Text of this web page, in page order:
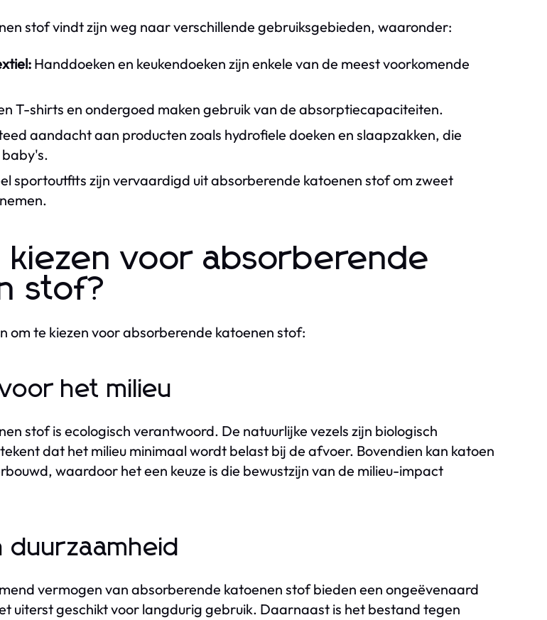
stof vindt zijn weg naar verschillende gebruiksgebieden, waaronder:
Handdoeken en keukendoeken zijn enkele van de meest voorkomende
T-shirts en ondergoed maken gebruik van de absorptiecapaciteiten.
aandacht aan producten zoals hydrofiele doeken en slaapzakken, die
sportoutfits zijn vervaardigd uit absorberende katoenen stof om zweet
kiezen voor absorberende
stof?
om te kiezen voor absorberende katoenen stof:
het milieu
stof is ecologisch verantwoord. De natuurlijke vezels zijn biologisch
dat het milieu minimaal wordt belast bij de afvoer. Bovendien kan katoen
waardoor het een keuze is die bewustzijn van de milieu-impact
vermogen van absorberende katoenen stof bieden een ongeëvenaard
uiterst geschikt voor langdurig gebruik. Daarnaast is het bestand tegen